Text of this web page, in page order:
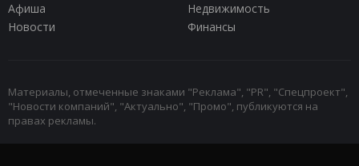
Афиша
Недвижимость
Новости
Финансы
Материалы, отмеченные знаками "Реклама", "PR", "Спецпроект",
"Новости компаний", "Актуально", "Промо", публикуются на
правах рекламы.